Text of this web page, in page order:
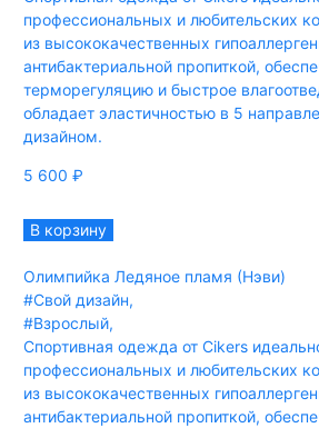
профессиональных и любительских
из высококачественных
антибактериальной пропиткой,
терморегуляцию и быстрое
обладает эластичностью в 5
дизайном.
5 600 ₽
В корзину
Олимпийка Ледяное пламя (Нэви)
#Свой дизайн,
#Взрослый,
Спортивная одежда от Cikers
профессиональных и любительских
из высококачественных
антибактериальной пропиткой,